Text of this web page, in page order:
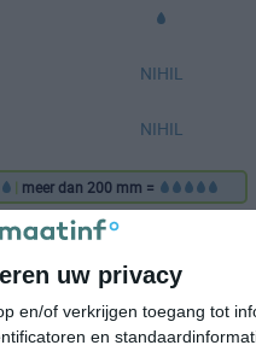
uw privacy
en/of verkrijgen toegang tot
en
NIHIL
NIHIL
| meer dan 200 mm =